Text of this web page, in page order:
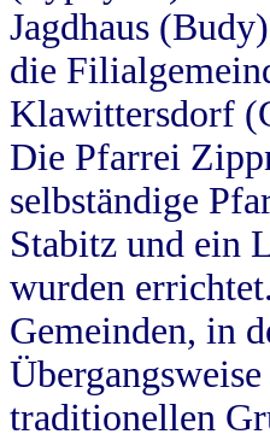
Jagdhaus
die
Klawittersdorf
Die Pfarrei
selbständige
Stabitz und ein
wurden
Gemeinden, in
traditionellen